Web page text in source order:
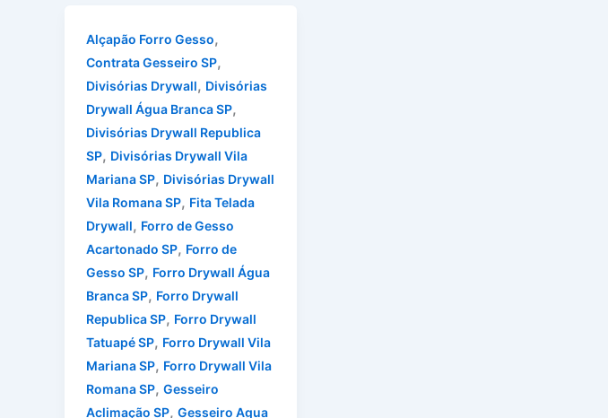
Alçapão Forro Gesso,
Contrata Gesseiro SP,
Divisórias Drywall, Divisórias
Drywall Água Branca SP,
Divisórias Drywall Republica
SP, Divisórias Drywall Vila
Mariana SP, Divisórias Drywall
Vila Romana SP, Fita Telada
Drywall, Forro de Gesso
Acartonado SP, Forro de
Gesso SP, Forro Drywall Água
Branca SP, Forro Drywall
Republica SP, Forro Drywall
Tatuapé SP, Forro Drywall Vila
Mariana SP, Forro Drywall Vila
Romana SP, Gesseiro
Aclimação SP, Gesseiro Agua